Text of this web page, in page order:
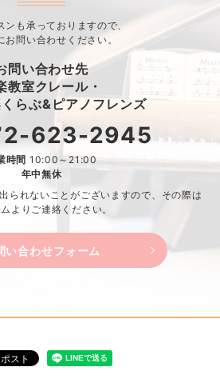
ンも承っておりますので、
お問い合わせください。
問い合わせ先
教室クレール・
らぶ&ピアノフレンズ
623-2945
時間 10:00～21:00
年中無休
られないことがございますので、 その際は
よりご連絡ください。
い合わせフォーム